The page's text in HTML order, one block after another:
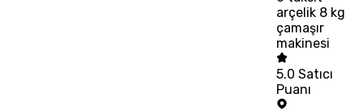
arçelik 8 kg
çamaşır
makinesi
5.0 Satıcı
Puanı